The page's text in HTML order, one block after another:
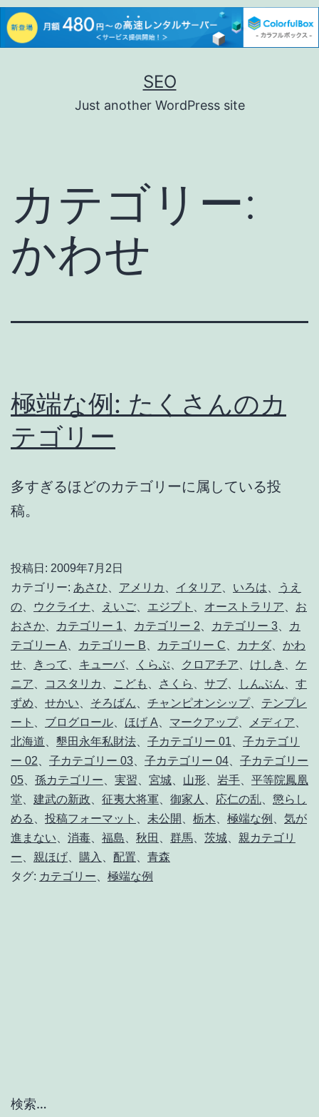
SEO
Just another WordPress site
カテゴリー:
かわせ
極端な例: たくさんのカ
テゴリー
多すぎるほどのカテゴリーに属している投
稿。
投稿日: 2009年7月2日
カテゴリー: あさひ、 アメリカ 、 イタリア、 いろは、
うえ
の、 ウクライナ、 えいご、 エジプト 、 オーストラリア、 お
おさか、 カテゴリー 1、 カテゴリー 2、 カテゴリー 3、
カ
テゴリー A、 カテゴリー B、 カテゴリー C、 カナダ、 かわ
せ、 きって 、 キューバ、 くらぶ、 クロアチア、 けしき 、 ケ
ニア、 コスタリカ 、 こども 、 さくら 、 サブ、 しんぶん、 す
ずめ、 せかい、 そろばん、 チャンピオンシップ、 テンプレ
ート 、 ブログロール、 ほげ A、 マークアップ、 メディア、
北海道、 墾田永年私財法、 子カテゴリー 01、 子カテゴリ
ー 02、 子カテゴリー 03、 子カテゴリー 04、 子カテゴリー
05、 孫カテゴリー、 実習、 宮城、 山形、 岩手、 平等院鳳凰
堂、 建武の新政、 征夷大将軍、 御家人 、 応仁の乱、 懲らし
める 、 投稿フォーマット 、 未公開 、 栃木、 極端な例 、 気が
進まない、 消毒、 福島、 秋田 、 群馬、 茨城、 親カテゴリ
ー、 親ほげ、 購入 、 配置、 青森
タグ: カテゴリー、 極端な例
検索…